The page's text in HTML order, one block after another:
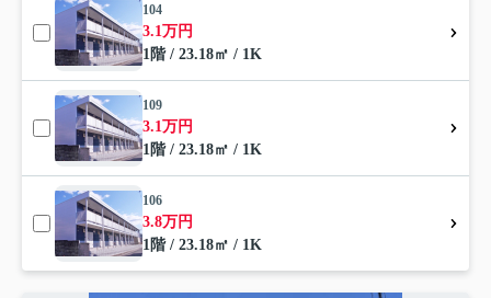
104
3.1万円
1階 / 23.18㎡ / 1K
109
3.1万円
1階 / 23.18㎡ / 1K
106
3.8万円
1階 / 23.18㎡ / 1K